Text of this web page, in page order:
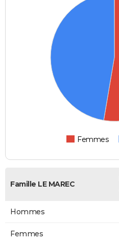
Femmes
Famille LE MAREC
Hommes
Femmes